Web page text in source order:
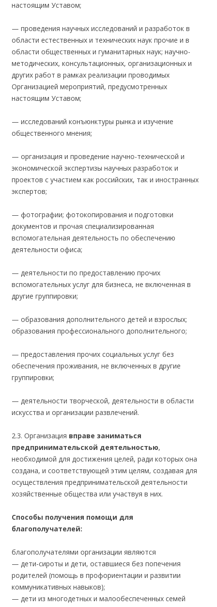
настоящим Уставом;
— проведения научных исследований и разработок в
области естественных и технических наук прочие и в
области общественных и гуманитарных наук; научно-
методических, консультационных, организационных и
других работ в рамках реализации проводимых
Организацией мероприятий, предусмотренных
настоящим Уставом;
— исследований конъюнктуры рынка и изучение
общественного мнения;
— организация и проведение научно-технической и
экономической экспертизы научных разработок и
проектов с участием как российских, так и иностранных
экспертов;
— фотографии; фотокопирования и подготовки
документов и прочая специализированная
вспомогательная деятельность по обеспечению
деятельности офиса;
— деятельности по предоставлению прочих
вспомогательных услуг для бизнеса, не включенная в
другие группировки;
— образования дополнительного детей и взрослых;
образования профессионального дополнительного;
— предоставления прочих социальных услуг без
обеспечения проживания, не включенных в другие
группировки;
— деятельности творческой, деятельности в области
искусства и организации развлечений.
2.3. Организация вправе заниматься
предпринимательской деятельностью,
необходимой для достижения целей, ради которых она
создана, и соответствующей этим целям, создавая для
осуществления предпринимательской деятельности
хозяйственные общества или участвуя в них.
Cпособы получения помощи для
благополучателей:
благополучателями организации являются
— дети-сироты и дети, оставшиеся без попечения
родителей (помощь в профориентации и развитии
коммуникативных навыков);
— дети из многодетных и малообеспеченных семей